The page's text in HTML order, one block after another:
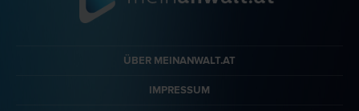
ÜBER MEINANWALT.AT
IMPRESSUM